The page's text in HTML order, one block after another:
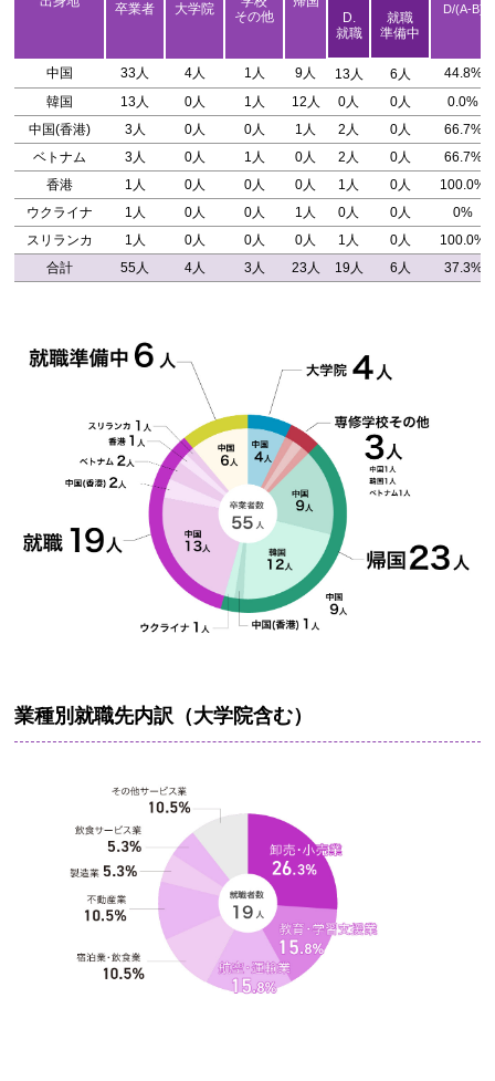
卒業者
大学院
その他
D/(A-B)
D.
就職
就職
準備中
中国 33人 4人 1人 9人 13人 6人
44.8%
韓国
13人 0人 1人 12人 0人 0人
0.0%
中国(香港)
3人 0人 0人 1人 2人 0人
66.7%
ベトナム
3人 0人 1人 0人 2人 0人
66.7%
香港
1人 0人 0人 0人 1人 0人
100.0%
ウクライナ
1人 0人 0人 1人 0人 0人
0%
スリランカ
1人 0人 0人 0人 1人 0人
100.0%
合計
55人 4人 3人 23人 19人 6人 37.3%
業種別就職先内訳（大学院含む）